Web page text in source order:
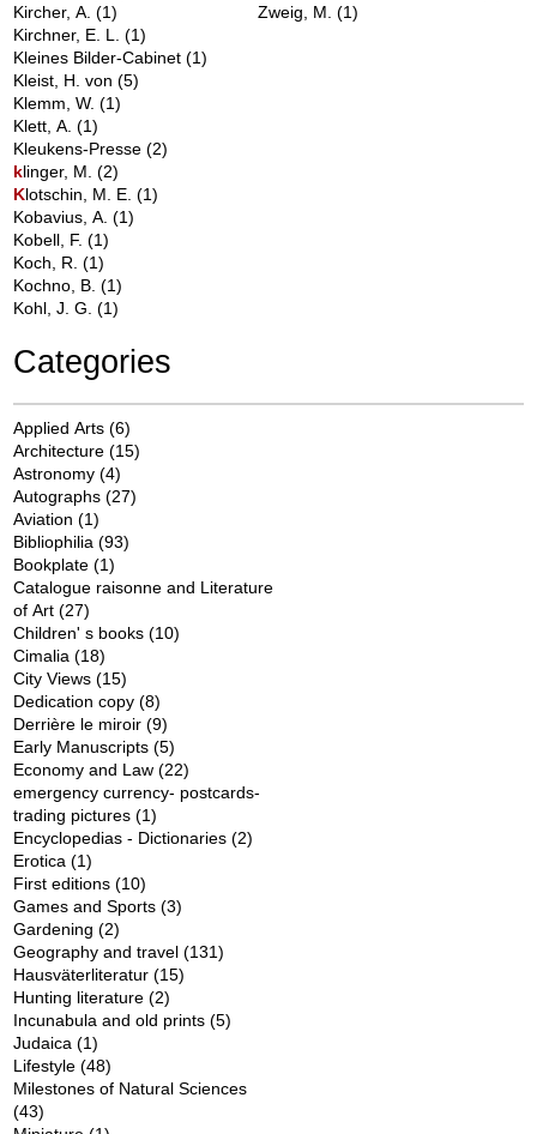
Kircher, A.(1)
Kirchner, E. L.(1)
Kleines Bilder-Cabinet(1)
Kleist, H. von(5)
Klemm, W.(1)
Klett, A.(1)
Kleukens-Presse(2)
klinger, M.(2)
Klotschin, M. E.(1)
Kobavius, A.(1)
Kobell, F.(1)
Koch, R.(1)
Kochno, B.(1)
Kohl, J. G.(1)
Zweig, M.(1)
Categories
Applied Arts (6)
Architecture (15)
Astronomy (4)
Autographs (27)
Aviation (1)
Bibliophilia (93)
Bookplate (1)
Catalogue raisonne and Literature
of Art (27)
Children' s books (10)
Cimalia (18)
City Views (15)
Dedication copy (8)
Derrière le miroir (9)
Early Manuscripts (5)
Economy and Law (22)
emergency currency- postcards-
trading pictures (1)
Encyclopedias - Dictionaries (2)
Erotica (1)
First editions (10)
Games and Sports (3)
Gardening (2)
Geography and travel (131)
Hausväterliteratur (15)
Hunting literature (2)
Incunabula and old prints (5)
Judaica (1)
Lifestyle (48)
Milestones of Natural Sciences
(43)